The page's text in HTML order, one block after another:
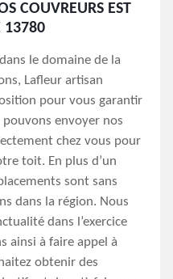
COUVREURS EST
13780
le domaine de la
Lafleur artisan
pour vous garantir
envoyer nos
chez vous pour
toit. En plus d’un
sont sans
dans la région. Nous
dans l’exercice
ainsi à faire appel à
obtenir des